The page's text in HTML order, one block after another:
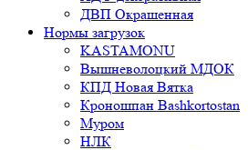
ДВП Окрашенная
Нормы загрузок
KASTAMONU
Вышневолоцкий МДОК
КПД Новая Вятка
Кроношпан Bashkortostan
Муром
НЛК